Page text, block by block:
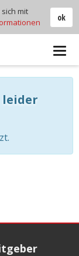
leider
ok
mit